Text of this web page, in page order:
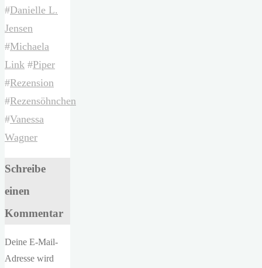
#Danielle L.
Jensen
#Michaela
Link #Piper
#Rezension
#Rezensöhnchen
#Vanessa
Wagner
Schreibe
einen
Kommentar
Deine E-Mail-
Adresse wird